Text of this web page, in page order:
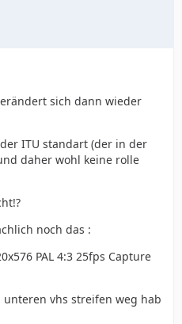
sich dann wieder
ITU standart (der in der
daher wohl keine rolle
noch das :
PAL 4:3 25fps Capture
vhs streifen weg hab